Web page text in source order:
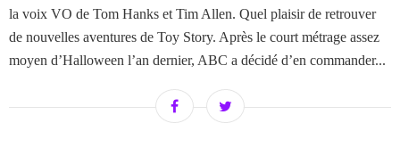
la voix VO de Tom Hanks et Tim Allen. Quel plaisir de retrouver
de nouvelles aventures de Toy Story. Après le court métrage assez
moyen d’Halloween l’an dernier, ABC a décidé d’en commander...